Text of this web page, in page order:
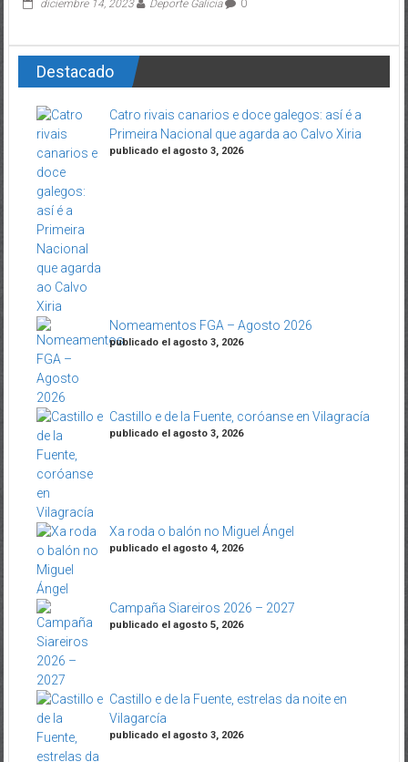
diciembre 14, 2023 Deporte Galicia 0
Destacado
Catro rivais canarios e doce galegos: así é a
Primeira Nacional que agarda ao Calvo Xiria
publicado el agosto 3, 2026
Nomeamentos FGA – Agosto 2026
publicado el agosto 3, 2026
Castillo e de la Fuente, coróanse en Vilagracía
publicado el agosto 3, 2026
Xa roda o balón no Miguel Ángel
publicado el agosto 4, 2026
Campaña Siareiros 2026 – 2027
publicado el agosto 5, 2026
Castillo e de la Fuente, estrelas da noite en
Vilagarcía
publicado el agosto 3, 2026